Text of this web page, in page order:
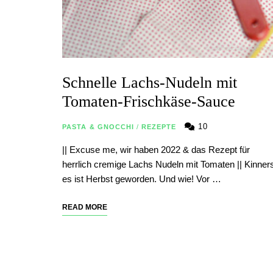
Schnelle Lachs-Nudeln mit
Tomaten-Frischkäse-Sauce
PASTA & GNOCCHI / REZEPTE 10
|| Excuse me, wir haben 2022 & das Rezept für
herrlich cremige Lachs Nudeln mit Tomaten ||
es ist Herbst geworden. Und wie! Vor …
READ MORE